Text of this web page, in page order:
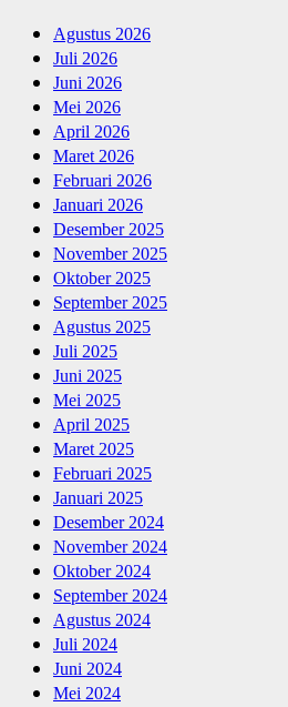
Agustus 2026
Juli 2026
Juni 2026
Mei 2026
April 2026
Maret 2026
Februari 2026
Januari 2026
Desember 2025
November 2025
Oktober 2025
September 2025
Agustus 2025
Juli 2025
Juni 2025
Mei 2025
April 2025
Maret 2025
Februari 2025
Januari 2025
Desember 2024
November 2024
Oktober 2024
September 2024
Agustus 2024
Juli 2024
Juni 2024
Mei 2024